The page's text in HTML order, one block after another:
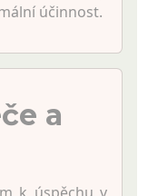
účinnost.
a